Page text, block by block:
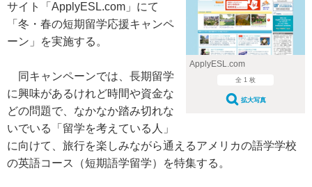
ApplyESL.com
全 1 枚
拡大写真
サイト「ApplyESL.com」にて
「冬・春の短期留学応援キャンペ
ーン」を実施する。
同キャンペーンでは、長期留学
に興味があるけれど時間や資金な
どの問題で、なかなか踏み切れな
いでいる「留学を考えている人」
に向けて、旅行を楽しみながら通えるアメリカの語学学校
の英語コース（短期語学留学）を特集する。